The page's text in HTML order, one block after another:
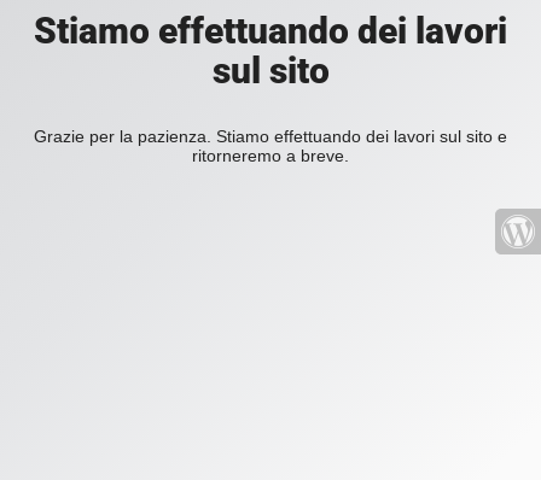
Stiamo effettuando dei lavori
sul sito
Grazie per la pazienza. Stiamo effettuando dei lavori sul sito e
ritorneremo a breve.